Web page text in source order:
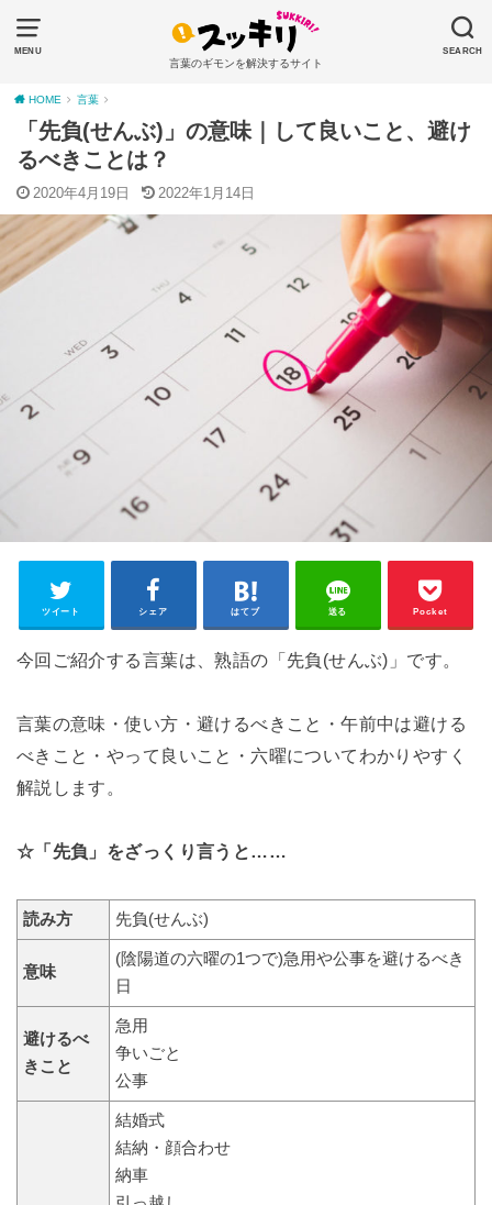
MENU SEARCH
言葉のギモンを解決するサイト
HOME 言葉
「先負(せんぶ)」の意味｜して良いこと、避け
るべきことは？
2020年4月19日 2022年1月14日
ツイート シェア はてブ 送る Pocket
今回ご紹介する言葉は、熟語の「先負(せんぶ)」です。
言葉の意味・使い方・避けるべきこと・午前中は避ける
べきこと・やって良いこと・六曜についてわかりやすく
解説します。
☆「先負」をざっくり言うと……
読み方 先負(せんぶ)
意味
(陰陽道の六曜の1つで)急用や公事を避けるべき
日
避けるべ
きこと
急用
争いごと
公事
結婚式
結納・顔合わせ
納車